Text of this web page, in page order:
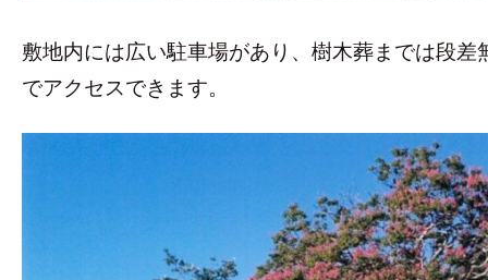
敷地内には広い駐車場があり、樹木葬までは段差
でアクセスできます。